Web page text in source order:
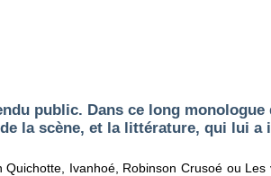
public. Dans ce long monologue
la scène, et la littérature, qui lui a
Ivanhoé, Robinson Crusoé ou Les